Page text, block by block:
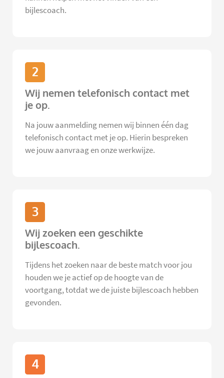
bijlescoach.
2
Wij nemen telefonisch contact met
je op.
Na jouw aanmelding nemen wij binnen één dag
telefonisch contact met je op. Hierin bespreken
we jouw aanvraag en onze werkwijze.
3
Wij zoeken een geschikte
bijlescoach.
Tijdens het zoeken naar de beste match voor jou
houden we je actief op de hoogte van de
voortgang, totdat we de juiste bijlescoach hebben
gevonden.
4